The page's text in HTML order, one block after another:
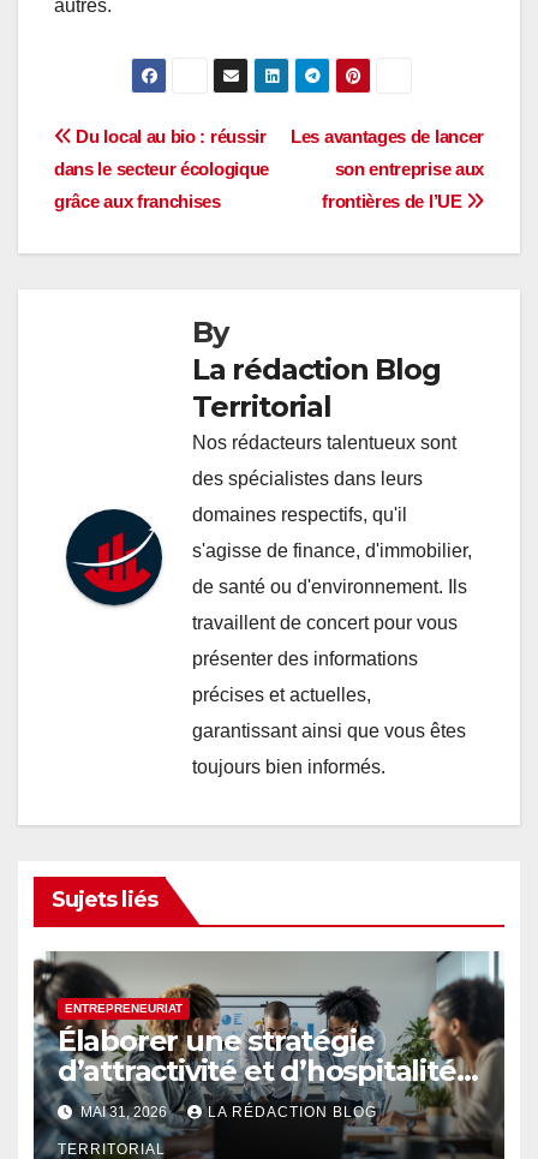
autres.
Navigation
de
l’article
Les avantages de lancer
son entreprise aux
frontières de l’UE
Du local au bio : réussir
dans le secteur écologique
grâce aux franchises
By
La rédaction Blog
Territorial
Nos rédacteurs talentueux sont
des spécialistes dans leurs
domaines respectifs, qu'il
s'agisse de finance, d'immobilier,
de santé ou d'environnement. Ils
travaillent de concert pour vous
présenter des informations
précises et actuelles,
garantissant ainsi que vous êtes
toujours bien informés.
Sujets liés
ENTREPRENEURIAT
Élaborer une stratégie
d’attractivité et d’hospitalité
globale à 360°
MAI 31, 2026 LA RÉDACTION BLOG
TERRITORIAL